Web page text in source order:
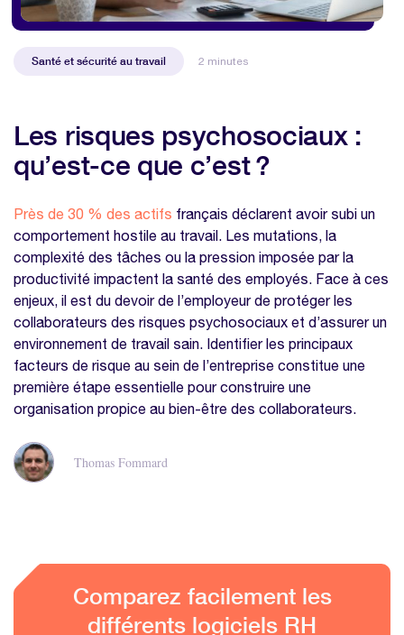
Santé et sécurité au travail 2 minutes
Les risques psychosociaux :
qu’est-ce que c’est ?
Près de 30 % des actifs français déclarent avoir subi un
comportement hostile au travail. Les mutations, la
complexité des tâches ou la pression imposée par la
productivité impactent la santé des employés. Face à ces
enjeux, il est du devoir de l’employeur de protéger les
collaborateurs des risques psychosociaux et d’assurer un
environnement de travail sain. Identifier les principaux
facteurs de risque au sein de l’entreprise constitue une
première étape essentielle pour construire une
organisation propice au bien-être des collaborateurs.
Thomas Fommard
Comparez facilement les
différents logiciels RH